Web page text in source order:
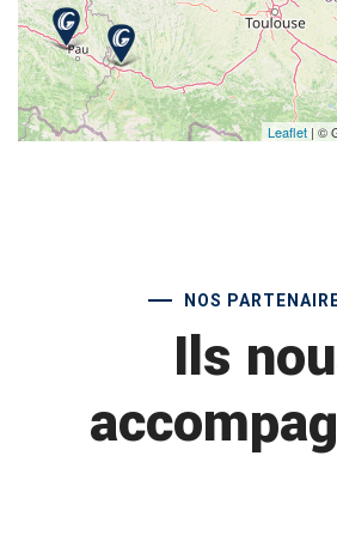
Leaflet | ©
NOS
Ils